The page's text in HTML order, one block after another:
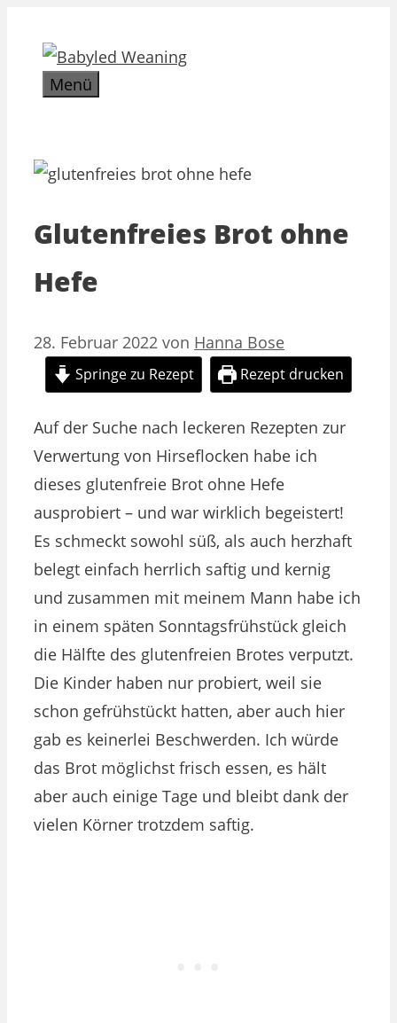
Inhalt
springenMenü
Glutenfreies Brot ohne
Hefe
28. Februar 2022 von Hanna Bose
Springe zu Rezept Rezept drucken
Auf der Suche nach leckeren Rezepten zur
Verwertung von Hirseflocken habe ich
dieses glutenfreie Brot ohne Hefe
ausprobiert – und war wirklich begeistert!
Es schmeckt sowohl süß, als auch herzhaft
belegt einfach herrlich saftig und kernig
und zusammen mit meinem Mann habe ich
in einem späten Sonntagsfrühstück gleich
die Hälfte des glutenfreien Brotes verputzt.
Die Kinder haben nur probiert, weil sie
schon gefrühstückt hatten, aber auch hier
gab es keinerlei Beschwerden. Ich würde
das Brot möglichst frisch essen, es hält
aber auch einige Tage und bleibt dank der
vielen Körner trotzdem saftig.